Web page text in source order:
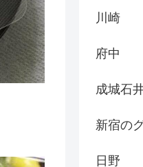
川崎
府中
成城石
新宿の
日野